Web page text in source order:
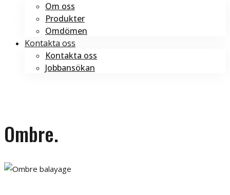
Om oss
Produkter
Omdömen
Kontakta oss
Kontakta oss
Jobbansökan
Ombre.